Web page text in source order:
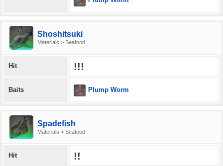
Shoshitsuki
Materials > Seafood
Hit !!!
Baits Plump Worm
Spadefish
Materials > Seafood
Hit !!